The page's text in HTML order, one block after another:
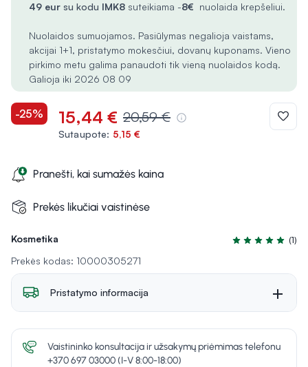
Kosmetika
Įvertinimas 5.0
(1)
Prekės kodas: 10000305271
49 eur su kodu IMK8 suteikiama -8€ nuolaida krepšeliui.
Nuolaidos sumuojamos. Pasiūlymas negalioja vaistams,
akcijai 1+1, pristatymo mokesčiui, dovanų kuponams. Vieno
pirkimo metu galima panaudoti tik vieną nuolaidos kodą.
Galioja iki 2026 08 09
-25% 15,44 € 20,59 €
Sutaupote: 5,15 €
Pranešti, kai sumažės kaina
Prekės likučiai vaistinėse
Pristatymo informacija
Vaistininko konsultacija ir užsakymų priėmimas telefonu
+370 697 03000 (I-V 8:00-18:00)